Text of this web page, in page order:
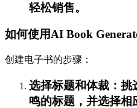
轻松销售。
如何使用AI Book
创建电子书的步骤：
选择标题和体裁：挑
鸣的标题，并选择相